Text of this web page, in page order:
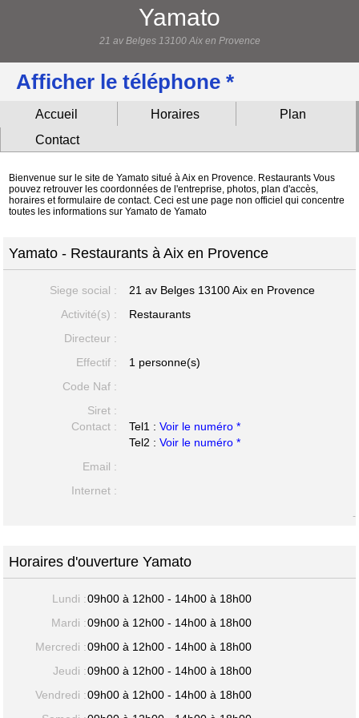
Yamato
21 av Belges 13100 Aix en Provence
Afficher le téléphone *
Accueil Horaires
Plan
Contact
Bienvenue sur le site de Yamato situé à Aix en Provence. Restaurants Vous
pouvez retrouver les coordonnées de l'entreprise, photos, plan d'accès,
horaires et formulaire de contact. Ceci est une page non officiel qui concentre
toutes les informations sur Yamato de Yamato
Yamato - Restaurants à Aix en Provence
Siege social : 21 av Belges 13100 Aix en Provence
Activité(s) :
Restaurants
Directeur :
Effectif :
1 personne(s)
Code Naf :
Siret :
Contact :
Tel1 :Voir le numéro *
Tel2 :Voir le numéro *
Email :
Internet :
-
Horaires d'ouverture Yamato
Lundi :09h00 à 12h00 - 14h00 à 18h00
Mardi :09h00 à 12h00 - 14h00 à 18h00
Mercredi :09h00 à 12h00 - 14h00 à 18h00
Jeudi :09h00 à 12h00 - 14h00 à 18h00
Vendredi :09h00 à 12h00 - 14h00 à 18h00